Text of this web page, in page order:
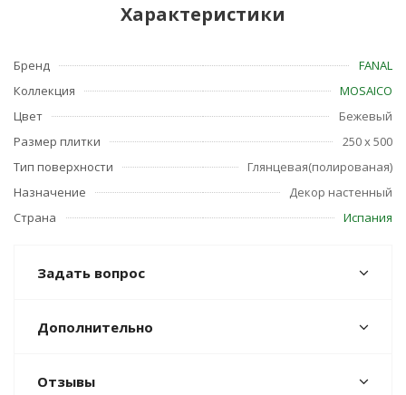
Характеристики
Бренд
FANAL
Коллекция
MOSAICO
Цвет
Бежевый
Размер плитки
250 x 500
Тип поверхности
Глянцевая(полированая)
Назначение
Декор настенный
Страна
Испания
Задать вопрос
Дополнительно
Отзывы